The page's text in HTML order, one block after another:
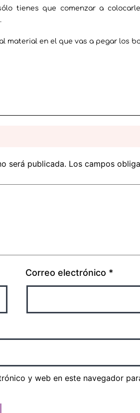
tienes que comenzar a
material en el que vas a pegar los
será publicada. Los campos
Correo electrónico *
y web en este navegador